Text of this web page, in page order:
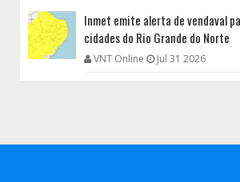
Inmet emite alerta de vendaval
cidades do Rio Grande do Norte
VNT Online Jul 31 2026